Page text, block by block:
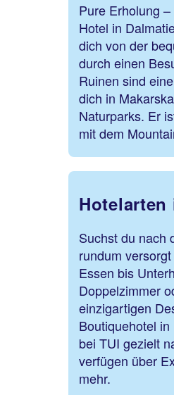
Pure Erholung
Hotel in
dich von der
durch einen
Ruinen sind
dich in
Naturparks. Er
mit dem
Hotelarten
Suchst du nach
rundum
Essen bis
Doppelzimmer
einzigartigen
Boutiquehotel
bei TUI gezielt
verfügen über
mehr.